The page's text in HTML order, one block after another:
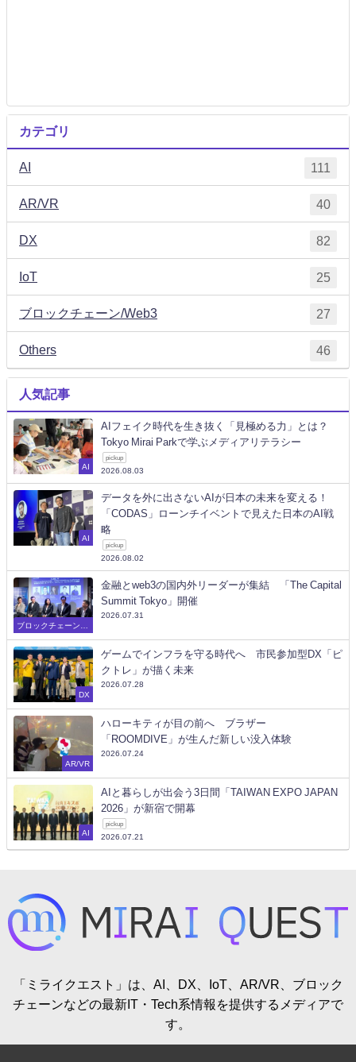
カテゴリ
AI 111
AR/VR 40
DX 82
IoT 25
Others 46
ブロックチェーン/Web3 27
人気記事
AI
AIフェイク時代を生き抜く「見極める力」とは？
Tokyo Mirai Parkで学ぶメディアリテラシー
pickup
2026.08.03
AI
データを外に出さないAIが日本の未来を変える！
「CODAS」ローンチイベントで見えた日本のAI戦
略
pickup
2026.08.02
ブロックチェーン/W
金融とweb3の国内外リーダーが集結 「The Capital
Summit Tokyo」開催
2026.07.31
DX
ゲームでインフラを守る時代へ 市民参加型DX「ピ
クトレ」が描く未来
2026.07.28
AR/VR
ハローキティが目の前へ ブラザー
「ROOMDIVE」が生んだ新しい没入体験
2026.07.24
AI
AIと暮らしが出会う3日間「TAIWAN EXPO JAPAN
2026」が新宿で開幕
pickup
2026.07.21
「ミライクエスト」は、AI、DX、IoT、AR/VR、ブロック
チェーンなどの最新IT・Tech系情報を提供するメディアで
す。